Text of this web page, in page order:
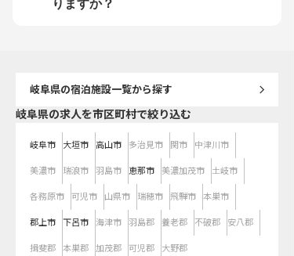
昇給・昇格・キャリアアップ制度で
りますか？
岐阜県の宿泊施設一覧から探す
岐阜県の求人を市区町村で絞り込む
岐阜市 大垣市 高山市 多治見市 関市 中津川市
美濃市 瑞浪市 羽島市 恵那市 美濃加茂市 土岐市
各務原市 可児市 山県市 瑞穂市 飛騨市 本巣市
郡上市 下呂市 海津市 羽島郡 養老郡 不破郡 安八郡
揖斐郡 本巣郡 加茂郡 可児郡 大野郡